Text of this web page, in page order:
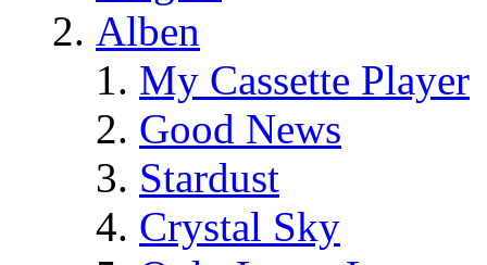
Alben
My Cassette Player
Good News
Stardust
Crystal Sky